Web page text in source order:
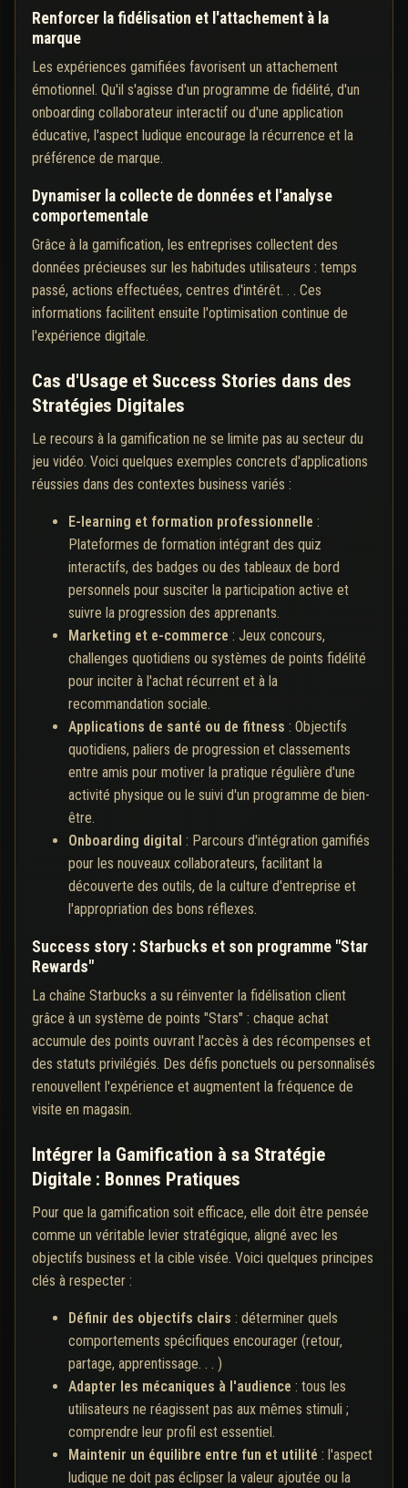
Renforcer la fidélisation et l'attachement à la
marque
Les expériences gamifiées favorisent un attachement
émotionnel. Qu'il s'agisse d'un programme de fidélité, d'un
onboarding collaborateur interactif ou d'une application
éducative, l'aspect ludique encourage la récurrence et la
préférence de marque.
Dynamiser la collecte de données et l'analyse
comportementale
Grâce à la gamification, les entreprises collectent des
données précieuses sur les habitudes utilisateurs : temps
passé, actions effectuées, centres d'intérêt. . . Ces
informations facilitent ensuite l'optimisation continue de
l'expérience digitale.
Cas d'Usage et Success Stories dans des
Stratégies Digitales
Le recours à la gamification ne se limite pas au secteur du
jeu vidéo. Voici quelques exemples concrets d'applications
réussies dans des contextes business variés :
E-learning et formation professionnelle :
Plateformes de formation intégrant des quiz
interactifs, des badges ou des tableaux de bord
personnels pour susciter la participation active et
suivre la progression des apprenants.
Marketing et e-commerce : Jeux concours,
challenges quotidiens ou systèmes de points fidélité
pour inciter à l'achat récurrent et à la
recommandation sociale.
Applications de santé ou de fitness : Objectifs
quotidiens, paliers de progression et classements
entre amis pour motiver la pratique régulière d'une
activité physique ou le suivi d'un programme de bien-
être.
Onboarding digital : Parcours d'intégration gamifiés
pour les nouveaux collaborateurs, facilitant la
découverte des outils, de la culture d'entreprise et
l'appropriation des bons réflexes.
Success story : Starbucks et son programme "Star
Rewards"
La chaîne Starbucks a su réinventer la fidélisation client
grâce à un système de points "Stars" : chaque achat
accumule des points ouvrant l'accès à des récompenses et
des statuts privilégiés. Des défis ponctuels ou personnalisés
renouvellent l'expérience et augmentent la fréquence de
visite en magasin.
Intégrer la Gamification à sa Stratégie
Digitale : Bonnes Pratiques
Pour que la gamification soit efficace, elle doit être pensée
comme un véritable levier stratégique, aligné avec les
objectifs business et la cible visée. Voici quelques principes
clés à respecter :
Définir des objectifs clairs : déterminer quels
comportements spécifiques encourager (retour,
partage, apprentissage. . . )
Adapter les mécaniques à l'audience : tous les
utilisateurs ne réagissent pas aux mêmes stimuli ;
comprendre leur profil est essentiel.
Maintenir un équilibre entre fun et utilité : l'aspect
ludique ne doit pas éclipser la valeur ajoutée ou la